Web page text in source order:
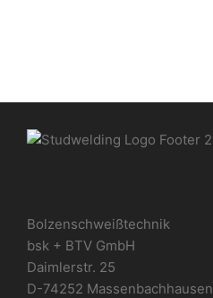
Bolzenschweißtechnik
bsk + BTV GmbH
Daimlerstr. 25
D-74252 Massenbachhausen